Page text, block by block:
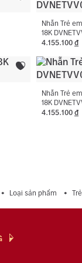
Nhẫn Trẻ
18K
4.155.100 đ
Nhẫn Trẻ
18K
4.155.100 đ
Loại sản phẩm